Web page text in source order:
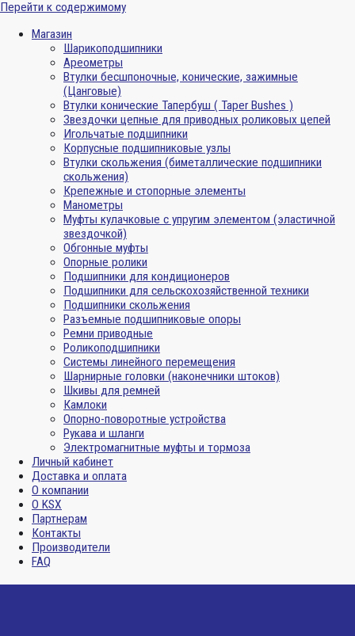
Перейти к содержимому
Магазин
Шарикоподшипники
Ареометры
Втулки бесшпоночные, конические, зажимные
(Цанговые)
Втулки конические Тапербуш ( Taper Bushes )
Звездочки цепные для приводных роликовых цепей
Игольчатые подшипники
Корпусные подшипниковые узлы
Втулки скольжения (биметаллические подшипники
скольжения)
Крепежные и стопорные элементы
Манометры
Муфты кулачковые с упругим элементом (эластичной
звездочкой)
Обгонные муфты
Опорные ролики
Подшипники для кондиционеров
Подшипники для сельскохозяйственной техники
Подшипники скольжения
Разъемные подшипниковые опоры
Ремни приводные
Роликоподшипники
Системы линейного перемещения
Шарнирные головки (наконечники штоков)
Шкивы для ремней
Камлоки
Опорно-поворотные устройства
Рукава и шланги
Электромагнитные муфты и тормоза
Личный кабинет
Доставка и оплата
О компании
О KSX
Партнерам
Контакты
Производители
FAQ